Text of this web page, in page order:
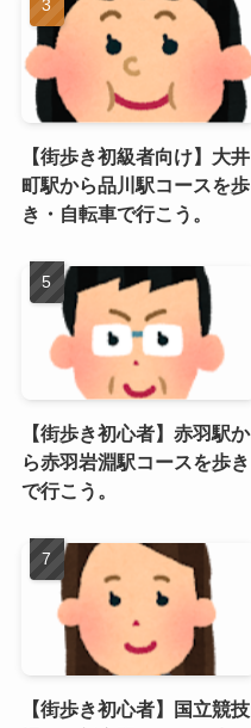
【街歩き初級者向け】大井
町駅から品川駅コースを歩
き・自転車で行こう。
【街歩き初心者】赤羽駅か
ら赤羽岩淵駅コースを歩き
で行こう。
【街歩き初心者】国立競技